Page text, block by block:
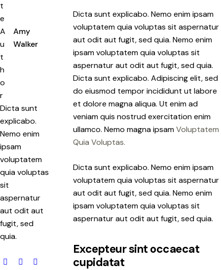
t
e
A
u
t
h
o
r
Amy
Walker
Dicta sunt
explicabo.
Nemo enim
ipsam
voluptatem
quia voluptas
sit
aspernatur
aut odit aut
fugit, sed
quia.
Dicta sunt explicabo. Nemo enim ipsam
voluptatem quia voluptas sit aspernatur
aut odit aut fugit, sed quia. Nemo enim
ipsam voluptatem quia voluptas sit
aspernatur aut odit aut fugit, sed quia.
Dicta sunt explicabo. Adipiscing elit, sed
do eiusmod tempor incididunt ut labore
et dolore magna aliqua. Ut enim ad
veniam quis nostrud exercitation enim
ullamco. Nemo magna ipsamVoluptatem
Quia Voluptas.
Dicta sunt explicabo. Nemo enim ipsam
voluptatem quia voluptas sit aspernatur
aut odit aut fugit, sed quia. Nemo enim
ipsam voluptatem quia voluptas sit
aspernatur aut odit aut fugit, sed quia.
Excepteur sint occaecat
cupidatat